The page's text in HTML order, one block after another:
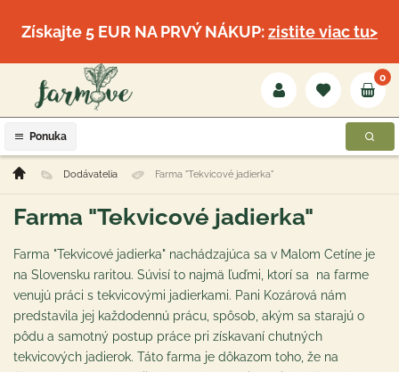
Získajte 5 EUR NA PRVÝ NÁKUP:zistite viac tu>
Ponuka
0
Dodávatelia Farma "Tekvicové jadierka"
Farma "Tekvicové jadierka"
Farma "Tekvicové jadierka" nachádzajúca sa v Malom Cetíne je
na Slovensku raritou. Súvisí to najmä ľuďmi, ktorí sa na farme
venujú práci s tekvicovými jadierkami. Pani Kozárová nám
predstavila jej každodennú prácu, spôsob, akým sa starajú o
pôdu a samotný postup práce pri získavaní chutných
tekvicových jadierok. Táto farma je dôkazom toho, že na